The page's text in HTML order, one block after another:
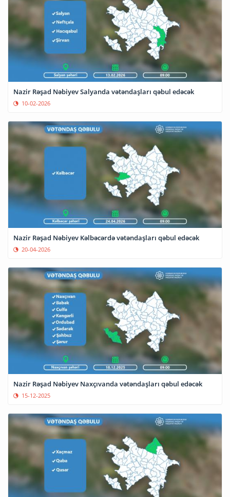
Nazir Rəşad Nəbiyev Salyanda vətəndaşları qəbul edəcək
10-02-2026
Nazir Rəşad Nəbiyev Kəlbəcərdə vətəndaşları qəbul edəcək
20-04-2026
Nazir Rəşad Nəbiyev Naxçıvanda vətəndaşları qəbul edəcək
15-12-2025